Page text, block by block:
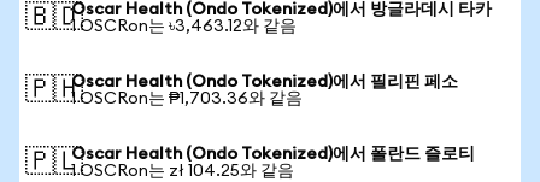
🇧🇩Oscar Health (Ondo Tokenized)에서 방글라데시 타카
1 OSCRon는 ৳3,463.12와 같음
🇵🇭Oscar Health (Ondo Tokenized)에서 필리핀 페소
1 OSCRon는 ₱1,703.36와 같음
🇵🇱Oscar Health (Ondo Tokenized)에서 폴란드 즐로티
1 OSCRon는 zł 104.25와 같음